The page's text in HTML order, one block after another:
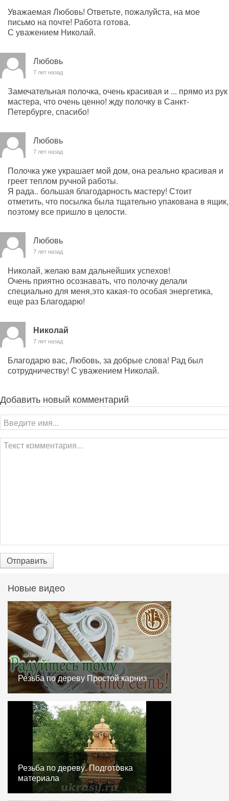
Уважаемая Любовь! Ответьте, пожалуйста, на мое
письмо на почте! Работа готова.
С уважением Николай.
Любовь
7 лет назад
Замечательная полочка, очень красивая и ... прямо из рук
мастера, что очень ценно! жду полочку в Санкт-
Петербурге, спасибо!
Любовь
7 лет назад
Полочка уже украшает мой дом, она реально красивая и
греет теплом ручной работы.
Я рада.. большая благодарность мастеру! Стоит
отметить, что посылка была тщательно упакована в ящик,
поэтому все пришло в целости.
Любовь
7 лет назад
Николай, желаю вам дальнейших успехов!
Очень приятно осознавать, что полочку делали
специально для меня,это какая-то особая энергетика,
еще раз Благодарю!
Николай
7 лет назад
Благодарю вас, Любовь, за добрые слова! Рад был
сотрудничеству! С уважением Николай.
Добавить новый комментарий
Отправить
Новые видео
Резьба по дереву Простой карниз
Резьба по дереву. Подготовка
материала